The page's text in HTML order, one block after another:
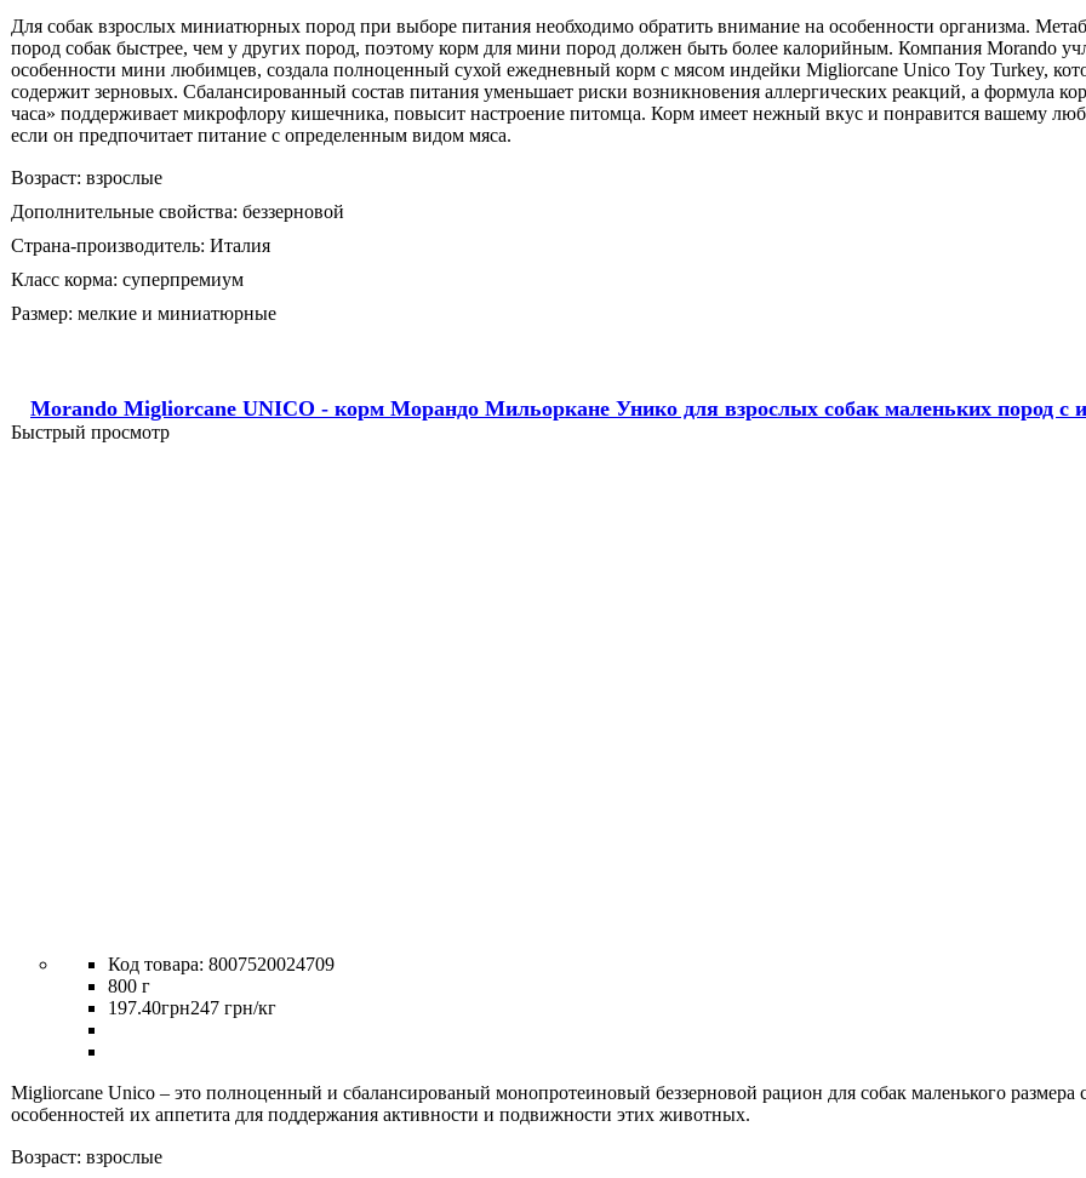
Для собак взрослых миниатюрных пород при выборе питания необходимо обратить внимание на особенности организма.
пород собак быстрее, чем у других пород, поэтому корм для мини пород должен быть более калорийным. Компания Morando
особенности мини любимцев, создала полноценный сухой ежедневный корм с мясом индейки Migliorcane Unico Toy Turkey,
содержит зерновых. Сбалансированный состав питания уменьшает риски возникновения аллергических реакций, а формула
часа» поддерживает микрофлору кишечника, повысит настроение питомца. Корм имеет нежный вкус и понравится вашему
если он предпочитает питание с определенным видом мяса.
Возраст: взрослые
Дополнительные свойства: беззерновой
Страна-производитель: Италия
Класс корма: суперпремиум
Размер: мелкие и миниатюрные
Morando Migliorcane UNICO - корм Морандо Мильоркане Унико для взрослых собак маленьких пород с
Быстрый просмотр
8007520024709
800 г
197.40грн247 грн/кг
Migliorcane Unico – это полноценный и сбалансированый монопротеиновый беззерновой рацион для собак маленького размера
особенностей их аппетита для поддержания активности и подвижности этих животных.
Возраст: взрослые